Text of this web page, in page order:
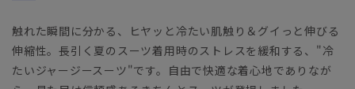
触れた瞬間に分かる、ヒヤッと冷たい肌触り＆グイっと伸びる
伸縮性。長引く夏のスーツ着用時のストレスを緩和する、"冷
たいジャージースーツ"です。自由で快適な着心地でありなが